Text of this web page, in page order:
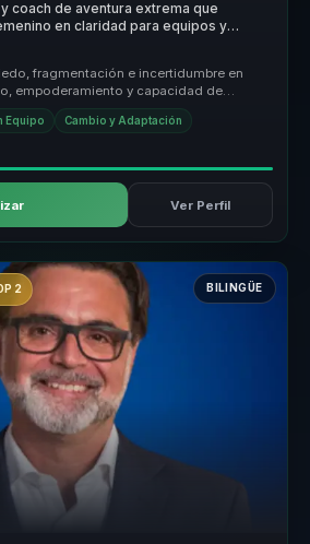
coach de aventura extrema que
en claridad para equipos y
fragmentación e incertidumbre en
empoderamiento y capacidad de
Equipo Cambio y Adaptación
Ver Perfil
2 BILINGÜE